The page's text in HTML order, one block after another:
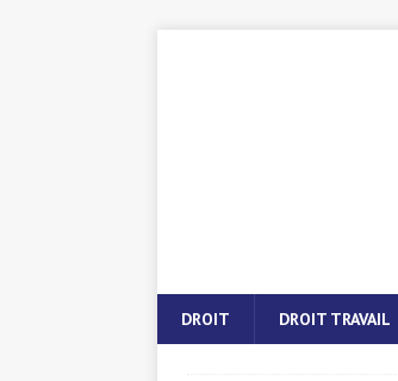
DROIT DROIT TRAVAIL